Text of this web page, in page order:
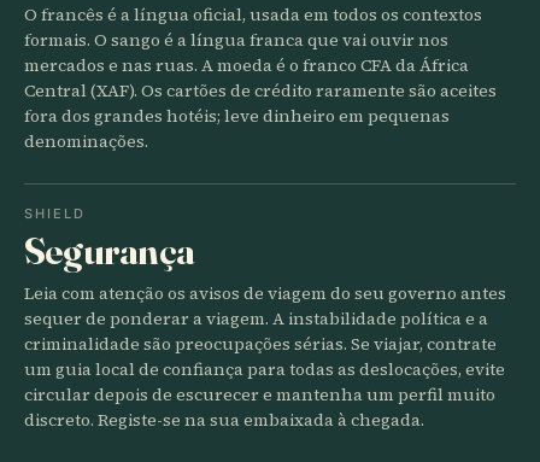
O francês é a língua oficial, usada em todos os contextos
formais. O sango é a língua franca que vai ouvir nos
mercados e nas ruas. A moeda é o franco CFA da África
Central (XAF). Os cartões de crédito raramente são aceites
fora dos grandes hotéis; leve dinheiro em pequenas
denominações.
SHIELD
Segurança
Leia com atenção os avisos de viagem do seu governo antes
sequer de ponderar a viagem. A instabilidade política e a
criminalidade são preocupações sérias. Se viajar, contrate
um guia local de confiança para todas as deslocações, evite
circular depois de escurecer e mantenha um perfil muito
discreto. Registe-se na sua embaixada à chegada.